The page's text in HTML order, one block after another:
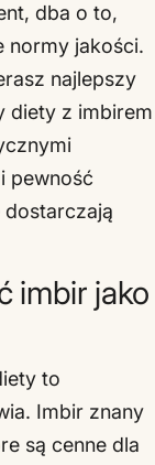
dba o to,
normy jakości.
najlepszy
diety z imbirem
pewność
dostarczają
imbir jako
to
Imbir znany
są cenne dla